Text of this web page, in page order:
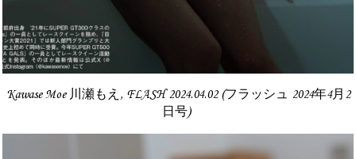
Kawase Moe 川瀬もえ, FLASH 2024.04.02 (フラッシュ 2024年4月2
日号)